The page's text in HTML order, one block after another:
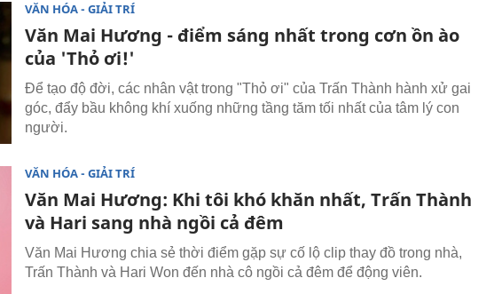
VĂN HÓA - GIẢI TRÍ
Văn Mai Hương - điểm sáng nhất trong cơn ồn ào
của 'Thỏ ơi!'
Để tạo độ đời, các nhân vật trong "Thỏ ơi" của Trấn Thành hành xử gai
góc, đẩy bầu không khí xuống những tầng tăm tối nhất của tâm lý con
người.
VĂN HÓA - GIẢI TRÍ
Văn Mai Hương: Khi tôi khó khăn nhất, Trấn Thành
và Hari sang nhà ngồi cả đêm
Văn Mai Hương chia sẻ thời điểm gặp sự cố lộ clip thay đồ trong nhà,
Trấn Thành và Hari Won đến nhà cô ngồi cả đêm để động viên.